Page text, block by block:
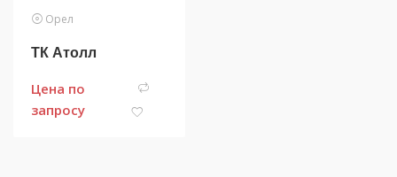
Орел
ТК Атолл
Цена по
запросу